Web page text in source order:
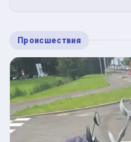
Происшествия